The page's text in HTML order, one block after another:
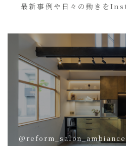
最新事例や日々の動きを
@reform_salon_ambiance